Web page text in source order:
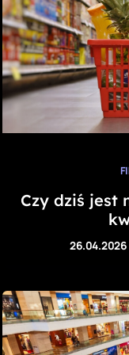
Czy dziś jest
26.04.2026